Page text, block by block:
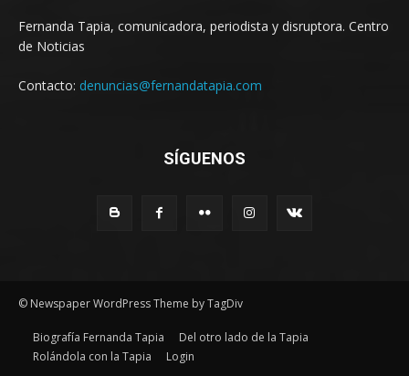
Fernanda Tapia, comunicadora, periodista y disruptora. Centro
de Noticias
Contacto: denuncias@fernandatapia.com
SÍGUENOS
© Newspaper WordPress Theme by TagDiv
Biografía Fernanda Tapia
Del otro lado de la Tapia
Rolándola con la Tapia
Login